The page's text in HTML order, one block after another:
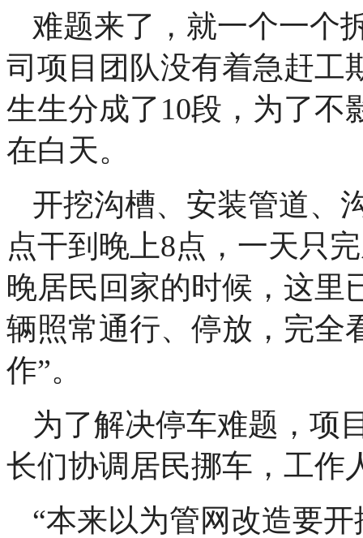
难题来了，就一个一个
司项目团队没有着急赶工
生生分成了10段，为了不
在白天。
开挖沟槽、安装管道
点干到晚上8点，一天只
晚居民回家的时候，这里
辆照常通行、停放，完全
作”。
为了解决停车难题，项
长们协调居民挪车，工作
“本来以为管网改造要